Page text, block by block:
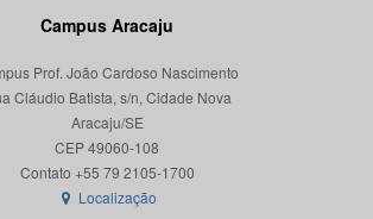
Campus Aracaju
Prof. João Cardoso Nascimento
Cláudio Batista, s/n, Cidade Nova
Aracaju/SE
CEP 49060-108
Localização